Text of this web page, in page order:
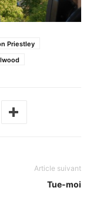
Priestley
Article suivant
Tue-moi